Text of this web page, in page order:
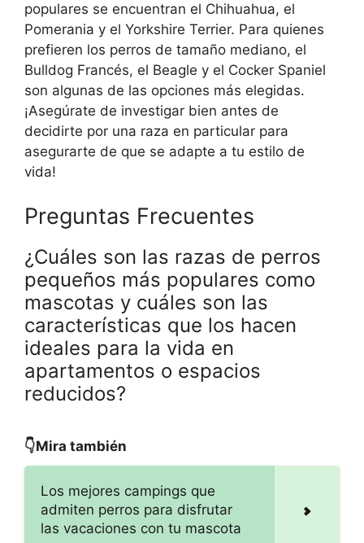
populares se encuentran el Chihuahua, el
Pomerania y el Yorkshire Terrier. Para quienes
prefieren los perros de tamaño mediano, el
Bulldog Francés, el Beagle y el Cocker Spaniel
son algunas de las opciones más elegidas.
¡Asegúrate de investigar bien antes de
decidirte por una raza en particular para
asegurarte de que se adapte a tu estilo de
vida!
Preguntas Frecuentes
¿Cuáles son las razas de perros
pequeños más populares como
mascotas y cuáles son las
características que los hacen
ideales para la vida en
apartamentos o espacios
reducidos?
👇Mira también
Los mejores campings que
admiten perros para disfrutar
las vacaciones con tu mascota